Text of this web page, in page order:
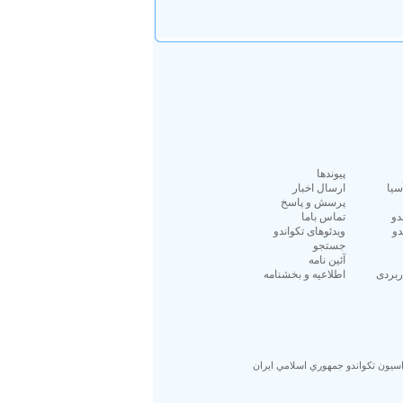
پيوندها
ارسال اخبار
پرسش و پاسخ
تماس باما
ویدئوهای تکواندو
جستجو
آئين نامه
اطلاعیه و بخشنامه
تكواندو جمهوري اسلامي ايران